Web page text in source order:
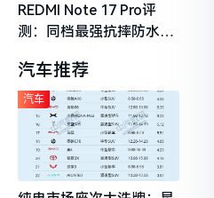
REDMI Note 17 Pro评
测：同档最强抗摔防水，
守门员
汽车推荐
汽车